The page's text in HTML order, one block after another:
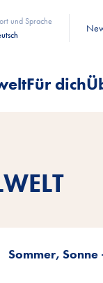
und Sprache
Für dich
Sommer,